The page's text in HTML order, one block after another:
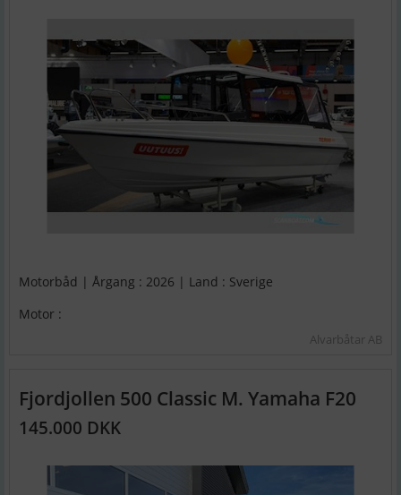
Motorbåd | Årgang : 2026 | Land : Sverige
Motor :
Alvarbåtar AB
Fjordjollen 500 Classic M. Yamaha F20
145.000 DKK